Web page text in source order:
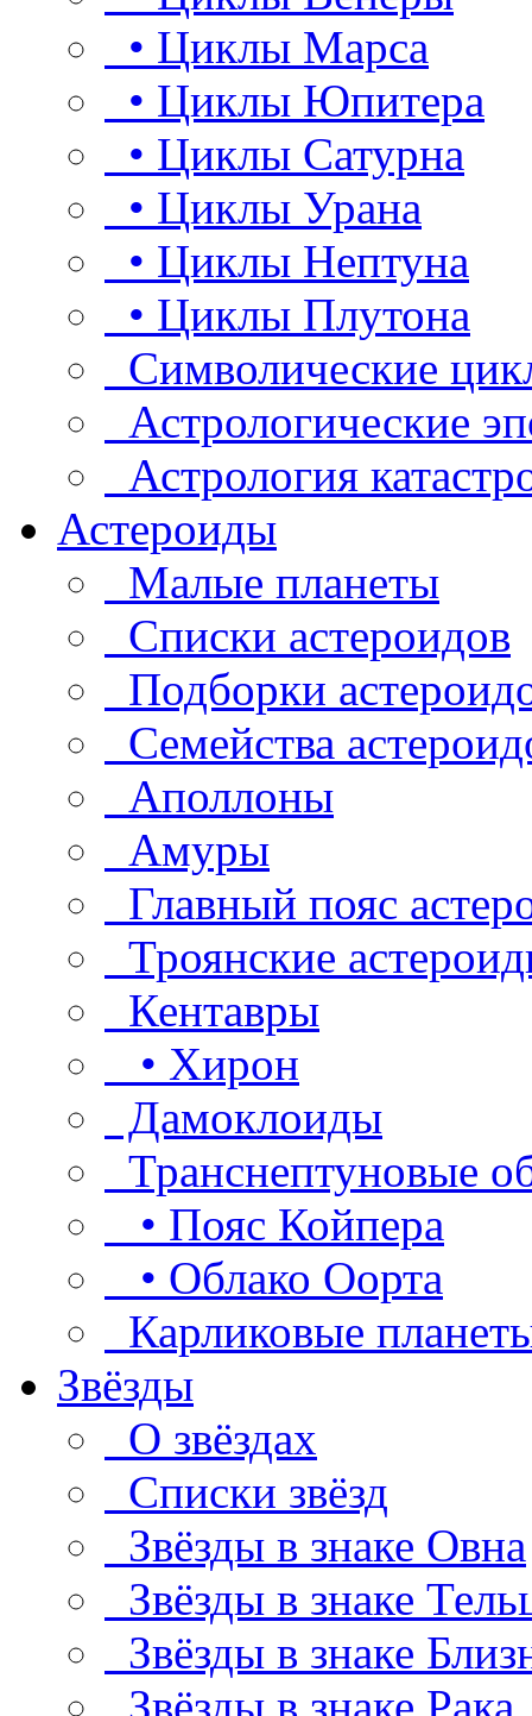
• Циклы Марса
• Циклы Юпитера
• Циклы Сатурна
• Циклы Урана
• Циклы Нептуна
• Циклы Плутона
Символические
Астрологические
Астрология
Астероиды
Малые планеты
Списки астероидов
Подборки
Семейства
Аполлоны
Амуры
Главный пояс
Троянские
Кентавры
• Хирон
Дамоклоиды
Транснептуновые
• Пояс Койпера
• Облако Оорта
Карликовые
Звёзды
О звёздах
Списки звёзд
Звёзды в знаке Овна
Звёзды в знаке
Звёзды в знаке